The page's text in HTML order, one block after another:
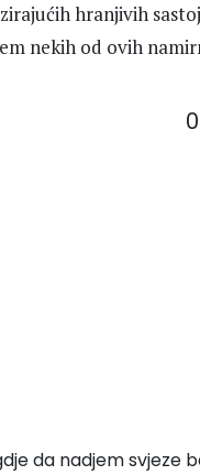
hranjivih
nekih od ovih
da nadjem svjeze